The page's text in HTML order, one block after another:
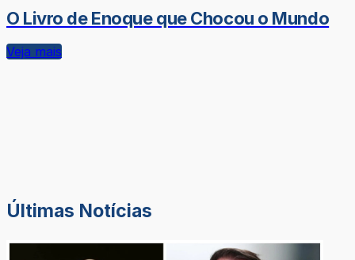
O Livro de Enoque que Chocou o Mundo
Veja mais
Últimas Notícias